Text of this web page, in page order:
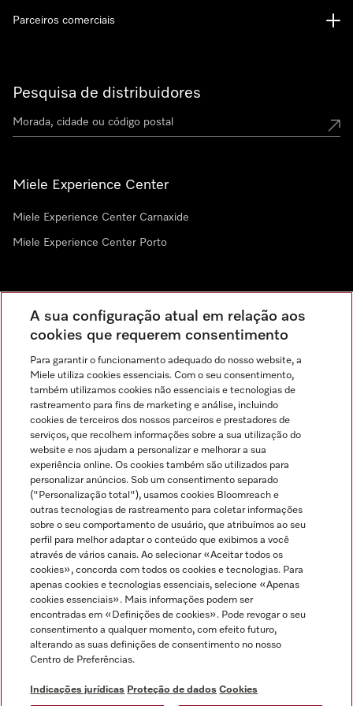
Pesquisa de distribuidores
Miele Experience Center
Miele Experience Center Carnaxide
Miele Experience Center Porto
Parceiros comerciais
Indicações jurídicas
Condições gerais
Proteção de dados
Condições de utilização
Canal de Ética
Formulário de livre resolução
Miele no Instagram
Miele no Facebook
Miele no Youtube
A sua configuração atual em relação aos
cookies que requerem consentimento
Para garantir o funcionamento adequado do nosso website, a
Miele utiliza cookies essenciais. Com o seu consentimento,
também utilizamos cookies não essenciais e tecnologias de
rastreamento para fins de marketing e análise, incluindo
cookies de terceiros dos nossos parceiros e prestadores de
serviços, que recolhem informações sobre a sua utilização do
website e nos ajudam a personalizar e melhorar a sua
experiência online. Os cookies também são utilizados para
personalizar anúncios. Sob um consentimento separado
("Personalização total"), usamos cookies Bloomreach e
outras tecnologias de rastreamento para coletar informações
sobre o seu comportamento de usuário, que atribuímos ao seu
perfil para melhor adaptar o conteúdo que exibimos a você
através de vários canais. Ao selecionar «Aceitar todos os
cookies», concorda com todos os cookies e tecnologias. Para
apenas cookies e tecnologias essenciais, selecione «Apenas
cookies essenciais». Mais informações podem ser
encontradas em «Definições de cookies». Pode revogar o seu
consentimento a qualquer momento, com efeito futuro,
alterando as suas definições de consentimento no nosso
Centro de Preferências.
Indicações jurídicas Proteção de dados Cookies